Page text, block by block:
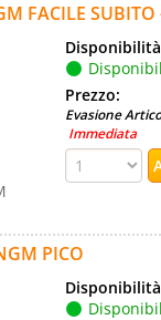
FACILE SUBITO
Prezzo:
Evasione
Immediata
PICO